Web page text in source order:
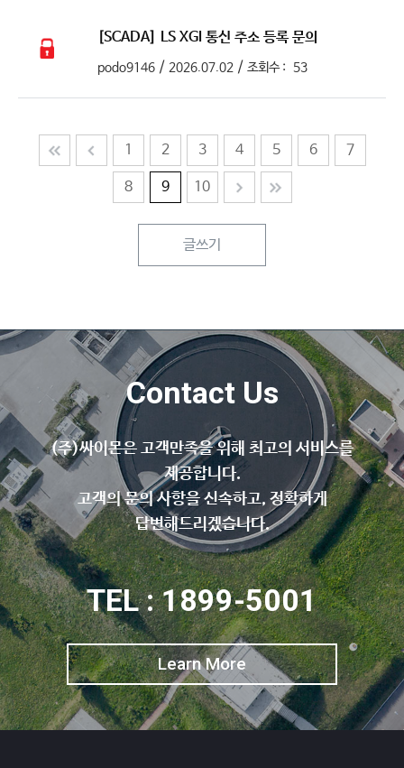
[SCADA] LS XGI 통신 주소 등록 문의
podo9146 / 2026.07.02 / 조회수 : 53
1 2 3 4 5 6 7
8 9 10
글쓰기
Contact Us
(주)싸이몬은 고객만족을 위해 최고의 서비스를
제공합니다.
고객의 문의 사항을 신속하고, 정확하게
답변해드리겠습니다.
TEL : 1899-5001
Learn More